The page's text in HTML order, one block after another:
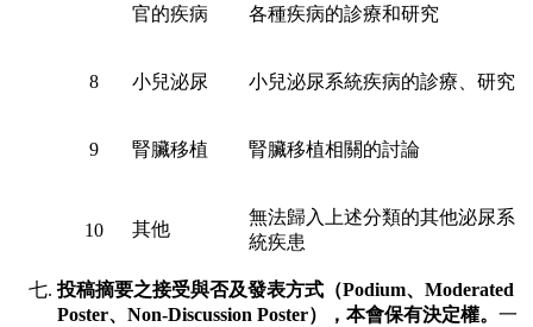
官的疾病
各種疾病的診療和研究
8 小兒泌尿 小兒泌尿系統疾病的診療、研究
9 腎臟移植 腎臟移植相關的討論
10 其他
無法歸入上述分類的其他泌尿系
統疾患
投稿摘要之接受與否及發表方式（Podium、Moderated
Poster、Non-Discussion Poster），本會保有決定權。 一